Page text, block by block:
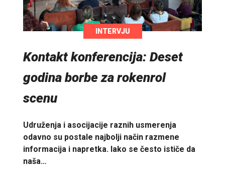
INTERVJU
Kontakt konferencija: Deset
godina borbe za rokenrol
scenu
Udruženja i asocijacije raznih usmerenja
odavno su postale najbolji način razmene
informacija i napretka. Iako se često ističe da
naša…